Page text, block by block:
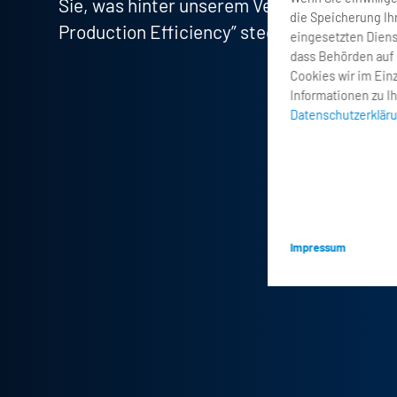
Sie, was hinter unserem Versprechen
Production Efficiency” steckt.
die Speicherung
eingesetzten
dass Behörden
Cookies wir im
Informationen zu
Impressum